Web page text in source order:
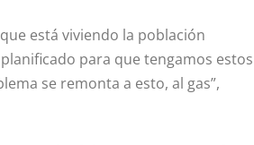
está viviendo la población
planificado para que tengamos estos
se remonta a esto, al gas”,